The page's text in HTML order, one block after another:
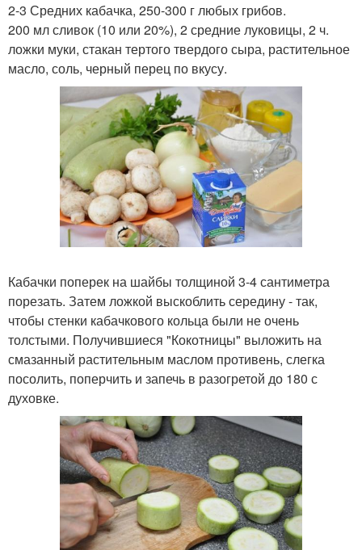
2-3 Средних кабачка, 250-300 г любых грибов.
200 мл сливок (10 или 20%), 2 средние луковицы, 2 ч.
ложки муки, стакан тертого твердого сыра, растительное
масло, соль, черный перец по вкусу.
Кабачки поперек на шайбы толщиной 3-4 сантиметра
порезать. Затем ложкой выскоблить середину - так,
чтобы стенки кабачкового кольца были не очень
толстыми. Получившиеся "Кокотницы" выложить на
смазанный растительным маслом противень, слегка
посолить, поперчить и запечь в разогретой до 180 с
духовке.